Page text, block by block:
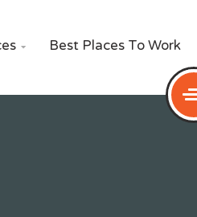
 Best Places To Work